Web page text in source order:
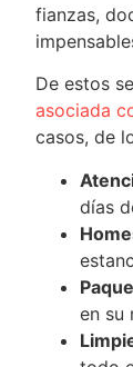
fianzas,
De estos
asociada
casos, de
días
en su